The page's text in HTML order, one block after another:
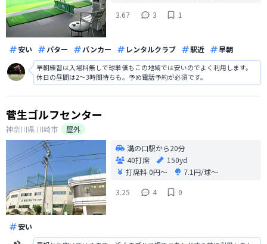
3.67
3 1
安い パター バンカー レンタルクラブ 駅近 早朝
早朝練習は入場料無しで球単価もこの地域では安いのでよく利用します。
休日の昼間は2〜3時間待ちも。予め電話予約が必須です。
菅生ゴルフセンター
神奈川県 川崎市
屋外
溝の口駅から20分
40打席
150yd
打席料0円〜
7.1円/球〜
3.25
4 0
安い